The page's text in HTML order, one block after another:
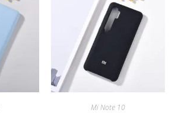
Mi Note 10